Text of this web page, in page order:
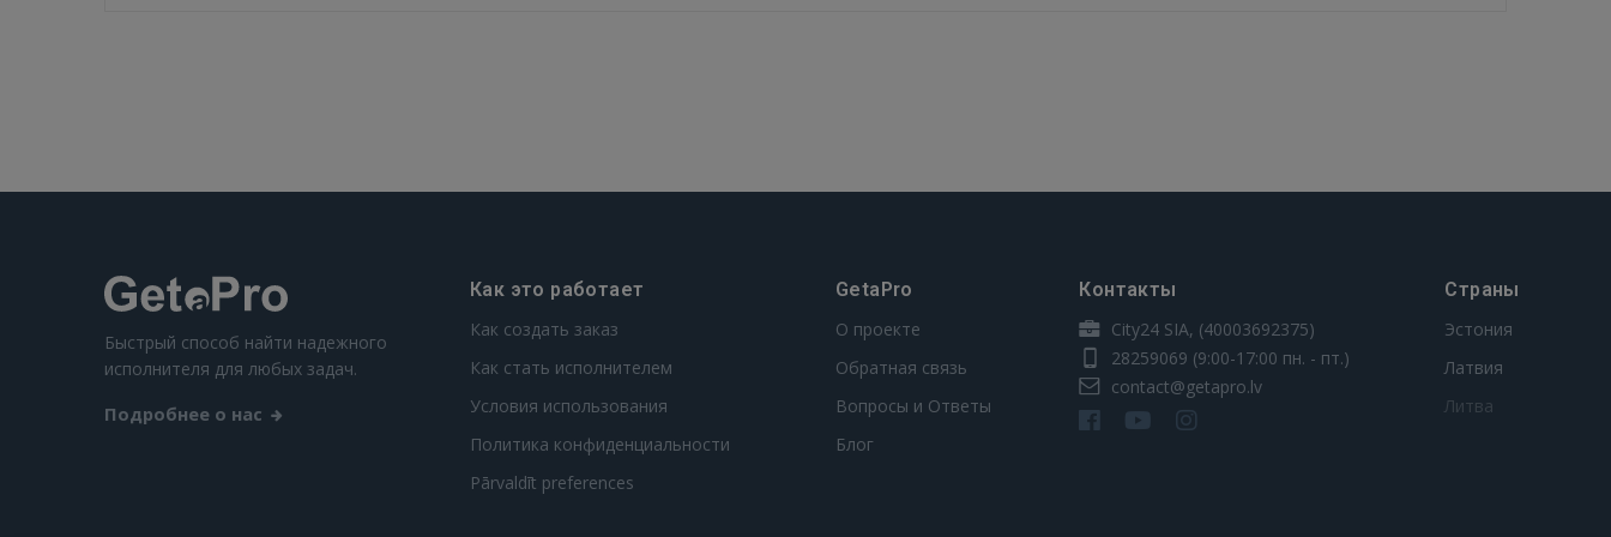
Быстрый способ найти надежного
исполнителя для любых задач.
Подробнее о нас
Как это работает
Как создать заказ
Как стать исполнителем
Условия использования
Политика конфиденциальности
Pārvaldīt preferences
GetaPro
О проекте
Обратная связь
Вопросы и Ответы
Блог
Контакты
City24 SIA, (40003692375)
28259069 (9:00-17:00 пн. - пт.)
contact@getapro.lv
Страны
Эстония
Латвия
Литва